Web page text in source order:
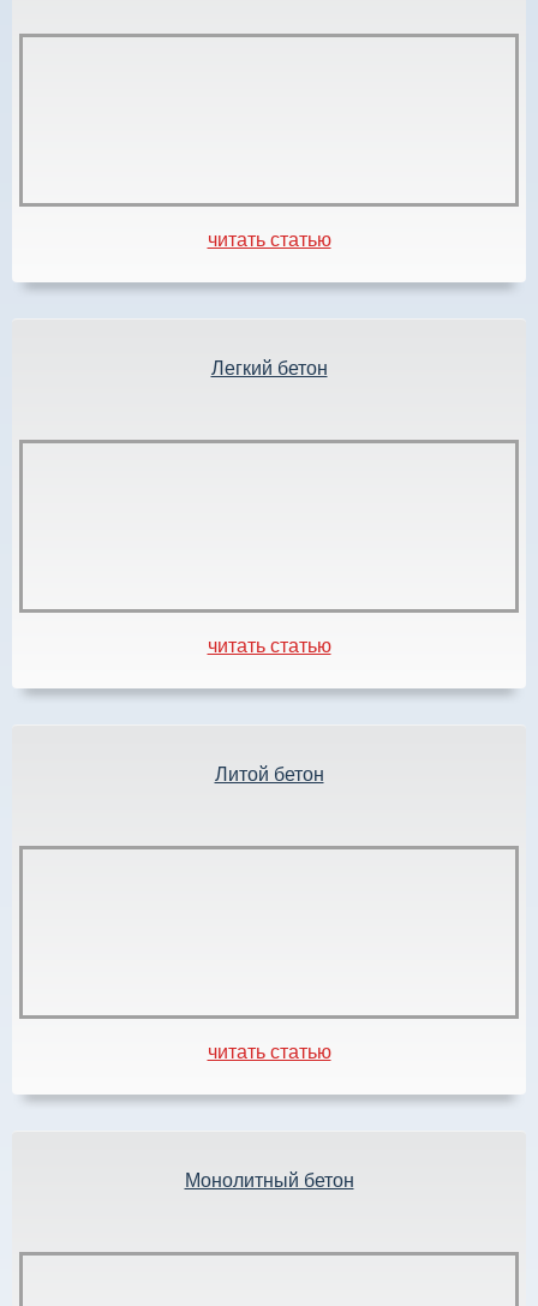
читать статью
Легкий бетон
читать статью
Литой бетон
читать статью
Монолитный бетон